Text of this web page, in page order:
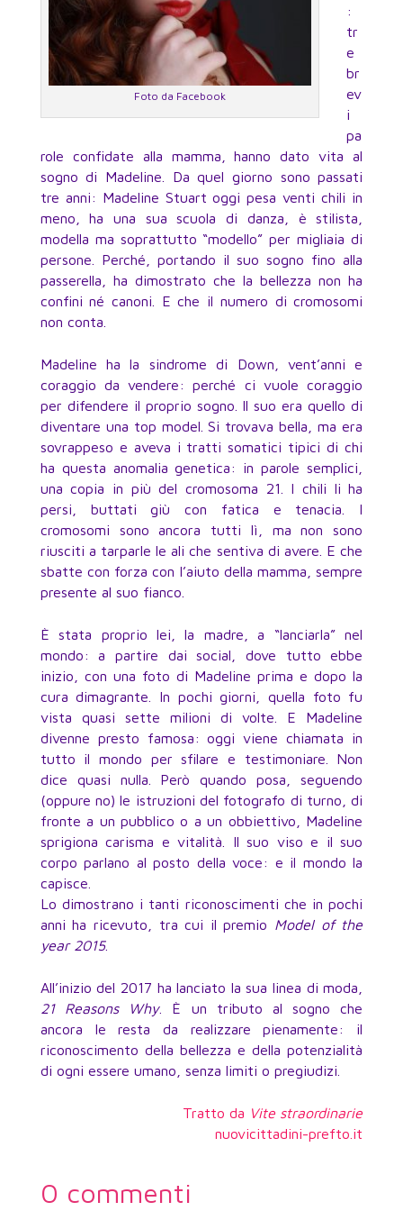
Foto da Facebook
:
tr
e
br
ev
i
pa
role confidate alla mamma, hanno dato vita al
sogno di Madeline. Da quel giorno sono passati
tre anni: Madeline Stuart oggi pesa venti chili in
meno, ha una sua scuola di danza, è stilista,
modella ma soprattutto “modello” per migliaia di
persone. Perché, portando il suo sogno fino alla
passerella, ha dimostrato che la bellezza non ha
confini né canoni. E che il numero di cromosomi
non conta.
Madeline ha la sindrome di Down, vent’anni e
coraggio da vendere: perché ci vuole coraggio
per difendere il proprio sogno. Il suo era quello di
diventare una top model. Si trovava bella, ma era
sovrappeso e aveva i tratti somatici tipici di chi
ha questa anomalia genetica: in parole semplici,
una copia in più del cromosoma 21. I chili li ha
persi, buttati giù con fatica e tenacia. I
cromosomi sono ancora tutti lì, ma non sono
riusciti a tarparle le ali che sentiva di avere. E che
sbatte con forza con l’aiuto della mamma, sempre
presente al suo fianco.
È stata proprio lei, la madre, a “lanciarla” nel
mondo: a partire dai social, dove tutto ebbe
inizio, con una foto di Madeline prima e dopo la
cura dimagrante. In pochi giorni, quella foto fu
vista quasi sette milioni di volte. E Madeline
divenne presto famosa: oggi viene chiamata in
tutto il mondo per sfilare e testimoniare. Non
dice quasi nulla. Però quando posa, seguendo
(oppure no) le istruzioni del fotografo di turno, di
fronte a un pubblico o a un obbiettivo, Madeline
sprigiona carisma e vitalità. Il suo viso e il suo
corpo parlano al posto della voce: e il mondo la
capisce.
Lo dimostrano i tanti riconoscimenti che in pochi
anni ha ricevuto, tra cui il premio Model of the
year 2015.
All’inizio del 2017 ha lanciato la sua linea di moda,
21 Reasons Why. È un tributo al sogno che
ancora le resta da realizzare pienamente: il
riconoscimento della bellezza e della potenzialità
di ogni essere umano, senza limiti o pregiudizi.
Tratto da Vite straordinarie
nuovicittadini-prefto.it
0 commenti